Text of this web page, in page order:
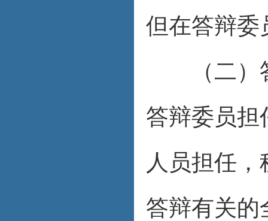
但在答辩委
（二）答
答辩委员担
人员担任
答辩有关的